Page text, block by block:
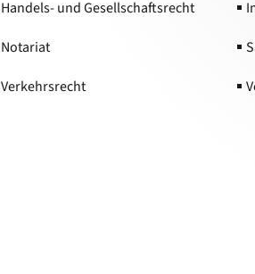
Handels- und Gesellschaftsrecht
Notariat
Verkehrsrecht